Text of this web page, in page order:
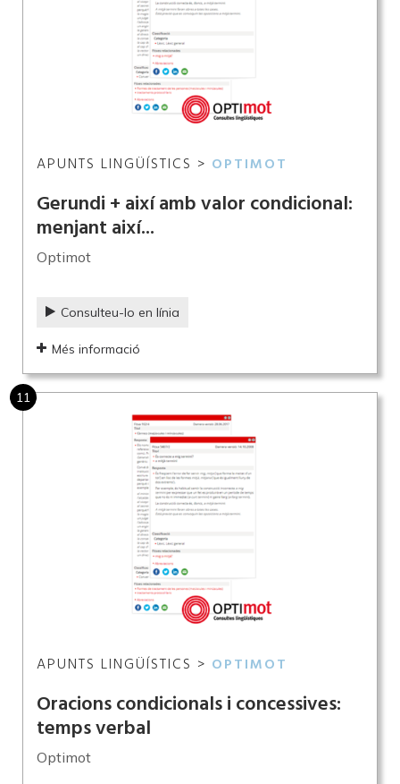
APUNTS LINGÜÍSTICS > OPTIMOT
Gerundi + així amb valor condicional:
menjant així...
Optimot
Consulteu-lo en línia
Més informació
11
APUNTS LINGÜÍSTICS > OPTIMOT
Oracions condicionals i concessives:
temps verbal
Optimot